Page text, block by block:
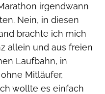
irgendwann
Nein, in diesen
brachte ich mich
allein und aus freien
Laufbahn, in
Mitläufer,
wollte es einfach